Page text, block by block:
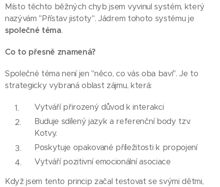
Místo těchto běžných chyb jsem vyvinul systém, který
nazývám "Přístav jistoty". Jádrem tohoto systému je
společné téma.
Co to přesně znamená?
Společné téma není jen "něco, co vás oba baví". Je to
strategicky vybraná oblast zájmu, která:
Vytváří přirozený důvod k interakci
Buduje sdílený jazyk a referenční body tzv.
Kotvy.
Poskytuje opakované příležitosti k propojení
Vytváří pozitivní emocionální asociace
Když jsem tento princip začal testovat se svými dětmi,